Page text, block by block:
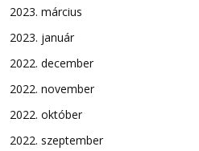
2023. március
2023. január
2022. december
2022. november
2022. október
2022. szeptember